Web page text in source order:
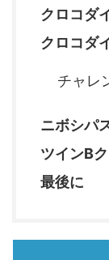
クロコダ
クロコダ
チャレ
ニボシパ
ツインB
最後に